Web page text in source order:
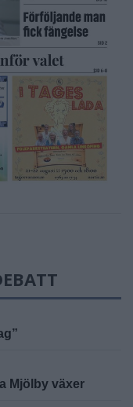
Mjölby växer